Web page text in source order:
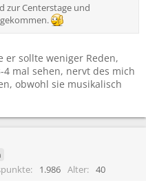
zur Centerstage und
er sollte weniger Reden,
4 mal sehen, nervt des mich
obwohl sie musikalisch
1.986 Alter 40